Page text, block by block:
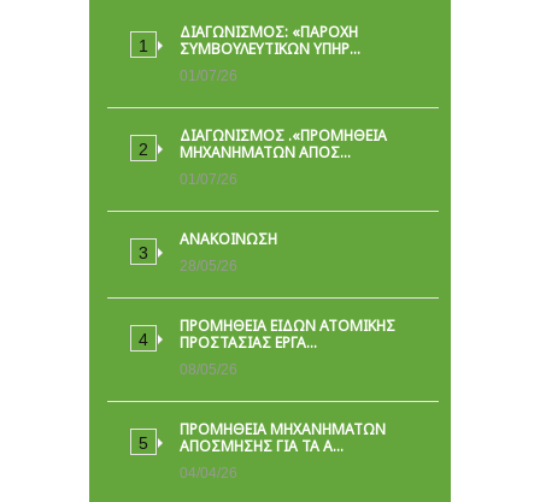
ΔΙΑΓΩΝΙΣΜΟΣ: «ΠΑΡΟΧΉ
ΣΥΜΒΟΥΛΕΥΤΙΚΏΝ ΥΠΗΡ…
01/07/26
ΔΙΑΓΩΝΙΣΜΟΣ .«ΠΡΟΜΗΘΕΙΑ
ΜΗΧΑΝΗΜΑΤΩΝ ΑΠΟΣ…
01/07/26
ΑΝΑΚΟΙΝΩΣΗ
28/05/26
ΠΡΟΜΉΘΕΙΑ ΕΙΔΏΝ ΑΤΟΜΙΚΉΣ
ΠΡΟΣΤΑΣΊΑΣ ΕΡΓΑ…
08/05/26
ΠΡΟΜΗΘΕΙΑ ΜΗΧΑΝΗΜΑΤΩΝ
ΑΠΟΣΜΗΣΗΣ ΓΙΑ ΤΑ Α…
04/04/26